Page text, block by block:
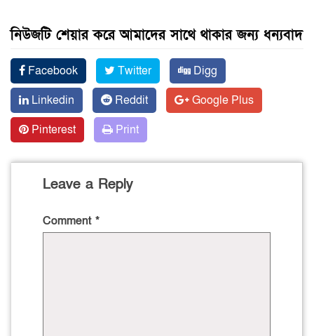
নিউজটি শেয়ার করে আমাদের সাথে থাকার জন্য ধন্যবাদ
Facebook Twitter
Digg
Linkedin
Reddit
Google Plus
Pinterest
Print
Leave a Reply
Comment *